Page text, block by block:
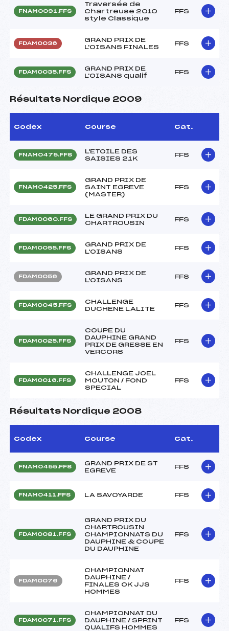
FNAM0091.FFS
Traversée de
Chartreuse 2010
style Classique
FFS
FDAM0036
GRAND PRIX DE
L'OISANS FINALES
FFS
FDAM0035.FFS
GRAND PRIX DE
L'OISANS qualif
FFS
Résultats Nordique 2009
Codex Course Cat.
FNAM0475.FFS
L'ETOILE DES
SAISIES 21K
FFS
FNAM0425.FFS
GRAND PRIX DE
SAINT EGREVE
(MASTER)
FFS
FDAM0060.FFS
LE GRAND PRIX DU
CHARTROUSIN
FFS
FDAM0055.FFS
GRAND PRIX DE
L'OISANS
FFS
FDAM0056
GRAND PRIX DE
L'OISANS
FFS
FDAM0045.FFS
CHALLENGE
DUCHENE LALITE
FFS
FDAM0025.FFS
COUPE DU
DAUPHINE GRAND
PRIX DE GRESSE EN
VERCORS
FFS
FDAM0016.FFS
CHALLENGE JOEL
MOUTON / FOND
SPECIAL
FFS
Résultats Nordique 2008
Codex Course Cat.
FNAM0455.FFS
GRAND PRIX DE ST
EGREVE
FFS
FNAM0411.FFS LA SAVOYARDE FFS
FDAM0081.FFS
GRAND PRIX DU
CHARTROUSIN
CHAMPIONNATS DU
DAUPHINE & COUPE
DU DAUPHINE
FFS
FDAM0076
CHAMPIONNAT
DAUPHINE /
FINALES OK JJS
HOMMES
FFS
FDAM0071.FFS
CHAMPIONNAT DU
DAUPHINE / SPRINT
QUALIFS HOMMES
FFS